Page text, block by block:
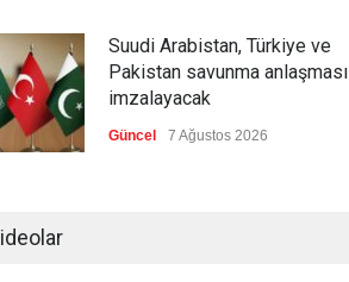
Suudi Arabistan, Türkiye ve
Pakistan savunma anlaşması
imzalayacak
Güncel 7 Ağustos 2026